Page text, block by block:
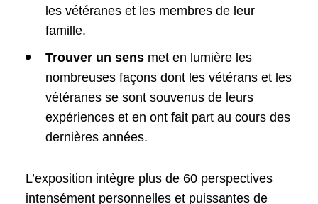
les vétéranes et les membres de leur
famille.
Trouver un sens met en lumière les
nombreuses façons dont les vétérans et les
vétéranes se sont souvenus de leurs
expériences et en ont fait part au cours des
dernières années.
L’exposition intègre plus de 60 perspectives
intensément personnelles et puissantes de